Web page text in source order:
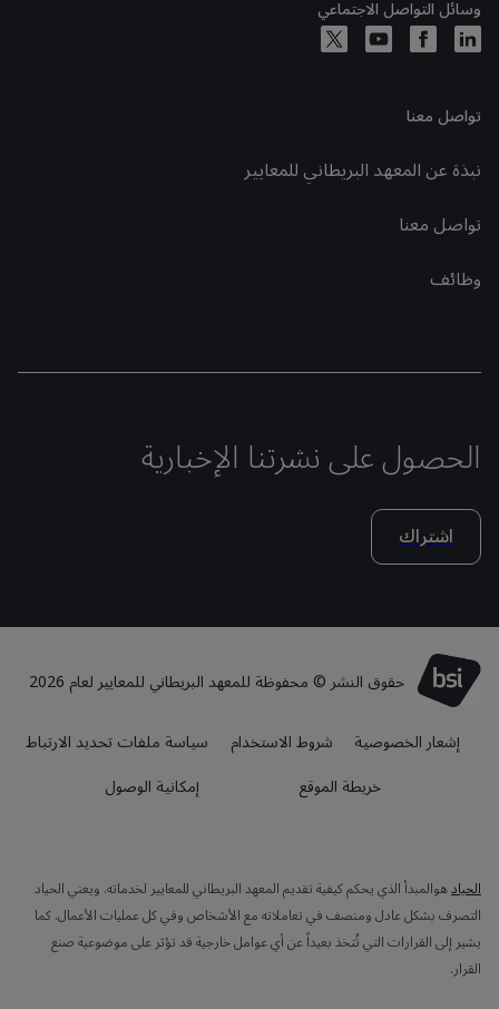
وسائل التواصل الاجتماعي
تواصل معنا
نبذة عن المعهد البريطاني للمعايير
تواصل معنا
وظائف
الحصول على نشرتنا الإخبارية
اشتراك
حقوق النشر © محفوظة للمعهد البريطاني للمعايير لعام 2026
إشعار الخصوصية
شروط الاستخدام
سياسة ملفات تحديد الارتباط
خريطة الموقع
إمكانية الوصول
الحيادهوالمبدأ الذي يحكم كيفية تقديم المعهد البريطاني للمعايير لخدماته. ويعني الحياد
التصرف بشكل عادل ومنصف في تعاملاته مع الأشخاص وفي كل عمليات الأعمال. كما
يشير إلى القرارات التي تُتخذ بعيداً عن أي عوامل خارجية قد تؤثر على موضوعية صنع
القرار.